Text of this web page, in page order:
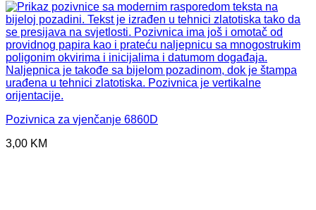
Pozivnica za vjenčanje 6860D
3,00 KM